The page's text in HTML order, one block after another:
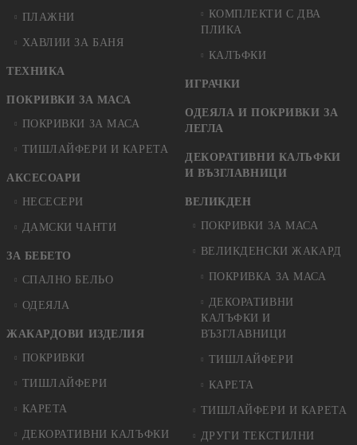
ПЛАЖНИ
ХАВЛИИ ЗА БАНЯ
ТЕХНИКА
ПОКРИВКИ ЗА МАСА
ПОКРИВКИ ЗА МАСА
ТИШЛАЙФЕРИ И КАРЕТА
АКСЕСОАРИ
НЕСЕСЕРИ
ДАМСКИ ЧАНТИ
ЗА БЕБЕТО
СПАЛНО БЕЛЬО
ОДЕЯЛА
ЖАКАРДОВИ ИЗДЕЛИЯ
ПОКРИВКИ
ТИШЛАЙФЕРИ
КАРЕТА
ДЕКОРАТИВНИ КАЛЪФКИ
КОМПЛЕКТИ С ДВА
ПЛИКА
КАЛЪФКИ
ИГРАЧКИ
ОДЕЯЛА И ПОКРИВКИ ЗА
ЛЕГЛА
ДЕКОРАТИВНИ КАЛЪФКИ
И ВЪЗГЛАВНИЦИ
ВЕЛИКДЕН
ПОКРИВКИ ЗА МАСА
ВЕЛИКДЕНСКИ ЖАКАРД
ПОКРИВКА ЗА МАСА
ДЕКОРАТИВНИ
КАЛЪФКИ И
ВЪЗГЛАВНИЦИ
ТИШЛАЙФЕРИ
КАРЕТА
ТИШЛАЙФЕРИ И КАРЕТА
ДРУГИ ТЕКСТИЛНИ